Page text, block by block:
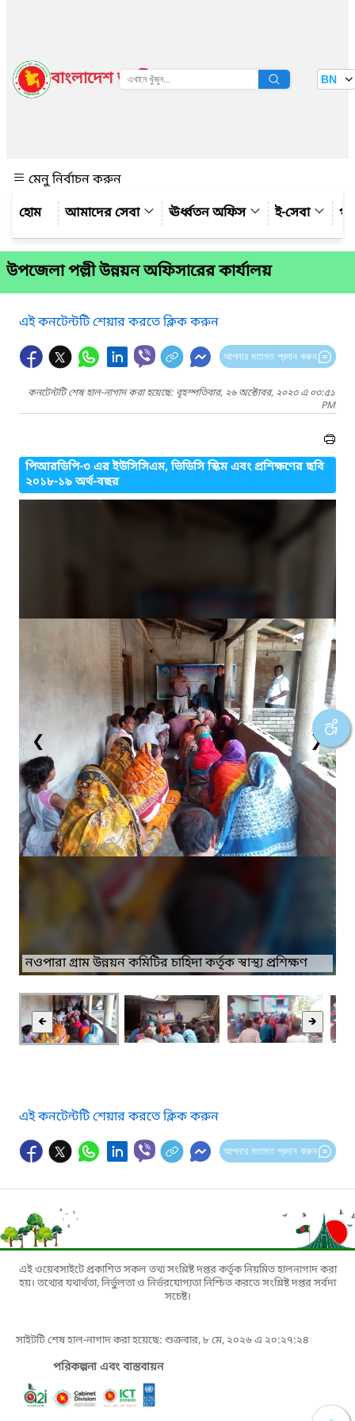
বাংলাদেশ জাতীয় তথ্য বাতায়ন BN
মেনু নির্বাচন করুন
আমাদের সেবা
ঊর্ধ্বতন অফিস ই-সেবা
উপজেলা পল্লী উন্নয়ন অফিসারের কার্যালয়
এই কনটেন্টটি শেয়ার করতে ক্লিক করুন
আপনার মতামত প্রদান করুন
কনটেন্টটি শেষ হাল-নাগাদ করা হয়েছে: বৃহস্পতিবার, ২৬ অক্টোবর, ২০২৩ এ ০৩:৫১
PM
পিআরডিপি-৩ এর ইউসিসিএম, ভিডিসি স্কিম এবং প্রশিক্ষণের ছবি
২০১৮-১৯ অর্থ-বছর
নওপারা গ্রাম উন্নয়ন কমিটির চাহিদা কর্তৃক স্বাস্থ্য প্রশিক্ষণ
❮ ❯
🡸 🡺
এই কনটেন্টটি শেয়ার করতে ক্লিক করুন
আপনার মতামত প্রদান করুন
এই ওয়েবসাইটে প্রকাশিত সকল তথ্য সংশ্লিষ্ট দপ্তর কর্তৃক নিয়মিত হালনাগাদ করা
হয়। তথ্যের যথার্থতা, নির্ভুলতা ও নির্ভরযোগ্যতা নিশ্চিত করতে সংশ্লিষ্ট দপ্তর সর্বদা
সচেষ্ট।
সাইটটি শেষ হাল-নাগাদ করা হয়েছে: শুক্রবার, ৮ মে, ২০২৬ এ ২০:২৭:২৪
পরিকল্পনা এবং বাস্তবায়ন